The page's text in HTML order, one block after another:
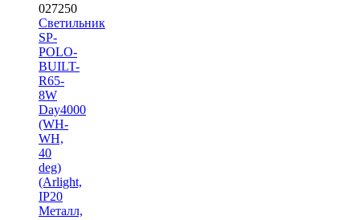
027250
Светильник
SP-
POLO-
BUILT-
R65-
8W
Day4000
(WH-
WH,
40
deg)
(Arlight,
IP20
Металл,